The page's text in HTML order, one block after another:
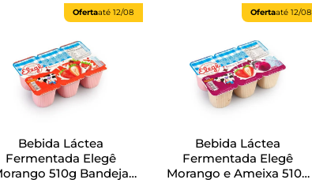
Ofertaaté12/08
Bebida Láctea
Fermentada Elegê
510g Bandeja
Ofertaaté12/08
Bebida Láctea
Fermentada Elegê
Morango e Ameixa 510g
3º
9º
chocolate